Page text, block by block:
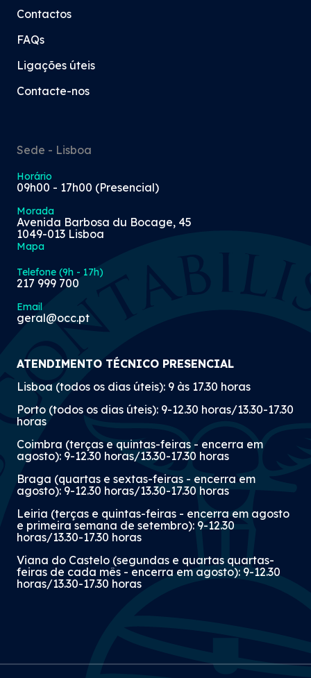
Regulamentação da profissão com a
Outubro. É o início de uma nova era, na qual
são exigidas maiores responsabilidades aos
profissionais que passam então a ser
designados por Técnicos Oficiais de Contas.
das Finanças, no 4.º andar do n.º 69 da Rua
Nova do Almada.
1996
Tomada de Posse da Comissão Instaladora e
julho.
Imagem
Contactos
FAQs
Ligações úteis
Contacte-nos
Sede - Lisboa
Horário
09h00 - 17h00 (Presencial)
Morada
Avenida Barbosa du Bocage, 45
1049-013 Lisboa
Mapa
Telefone (9h - 17h)
217 999 700
Email
geral@occ.pt
ATENDIMENTO TÉCNICO PRESENCIAL
Lisboa (todos os dias úteis): 9 às 17.30 horas
Porto (todos os dias úteis): 9-12.30 horas/13.30-17.30
horas
Coimbra (terças e quintas-feiras - encerra em
agosto): 9-12.30 horas/13.30-17.30 horas
Braga (quartas e sextas-feiras - encerra em
agosto): 9-12.30 horas/13.30-17.30 horas
Leiria (terças e quintas-feiras - encerra em agosto
e primeira semana de setembro): 9-12.30
horas/13.30-17.30 horas
Viana do Castelo (segundas e quartas quartas-
feiras de cada mês - encerra em agosto): 9-12.30
horas/13.30-17.30 horas